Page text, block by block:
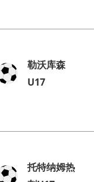
勒沃库森
U17
托特纳姆热